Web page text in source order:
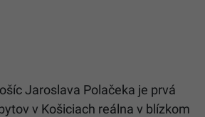
Jaroslava Polačeka je prvá
v Košiciach reálna v blízkom